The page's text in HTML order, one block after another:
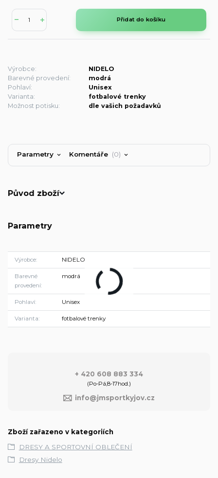
Přidat do košíku
Výrobce:
NIDELO
Barevné provedení:
modrá
Pohlaví:
Unisex
Varianta:
fotbalové trenky
Možnost potisku:
dle vašich požadavků
Parametry Komentáře 0
Původ zboží
Parametry
Výrobce NIDELO
Barevné
provedení
modrá
Pohlaví Unisex
Varianta fotbalové trenky
+ 420 608 883 334
(Po-Pá,8-17hod.)
info@jmsportkyjov.cz
Zboží zařazeno v kategoriích
DRESY A SPORTOVNÍ OBLEČENÍ
Dresy Nidelo